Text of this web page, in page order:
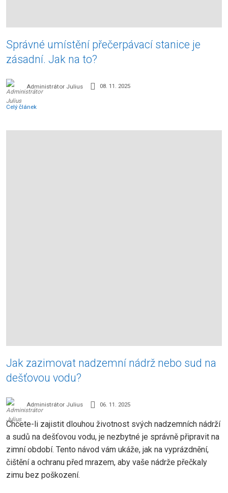
Správné umístění přečerpávací stanice je
zásadní. Jak na to?
Administrátor Julius 08. 11. 2025
Celý článek
Jak zazimovat nadzemní nádrž nebo sud na
dešťovou vodu?
Administrátor Julius 06. 11. 2025
Chcete-li zajistit dlouhou životnost svých nadzemních nádrží
a sudů na dešťovou vodu, je nezbytné je správně připravit na
zimní období. Tento návod vám ukáže, jak na vyprázdnění,
čištění a ochranu před mrazem, aby vaše nádrže přečkaly
zimu bez poškození.